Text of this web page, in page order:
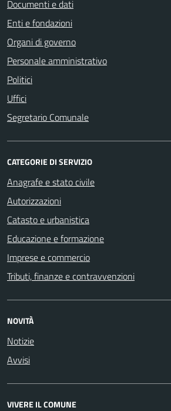
Documenti e dati
Enti e fondazioni
Organi di governo
Personale amministrativo
Politici
Uffici
Segretario Comunale
CATEGORIE DI SERVIZIO
Anagrafe e stato civile
Autorizzazioni
Catasto e urbanistica
Educazione e formazione
Imprese e commercio
Tributi, finanze e contravvenzioni
NOVITÀ
Notizie
Avvisi
VIVERE IL COMUNE